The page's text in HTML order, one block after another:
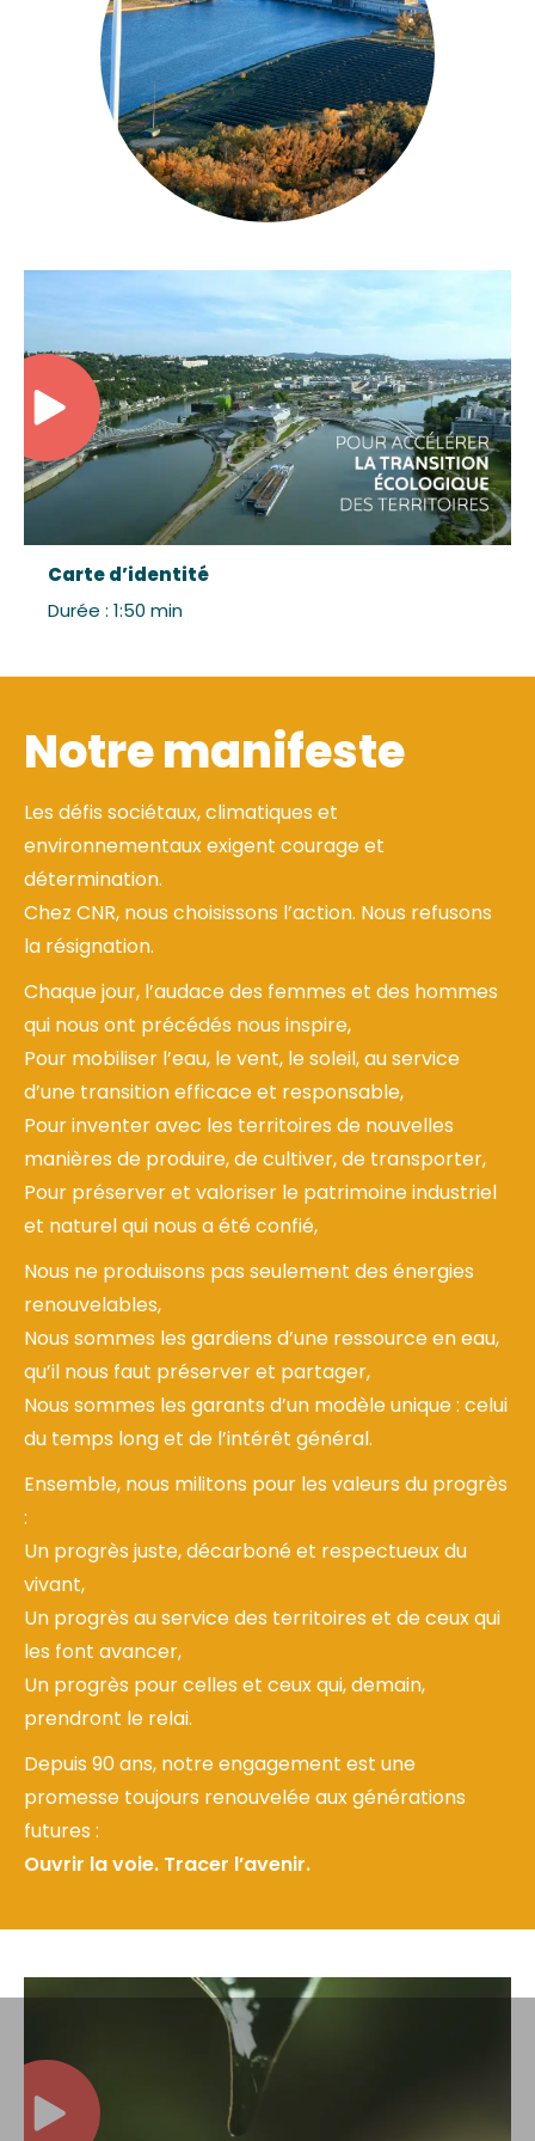
Carte d’identité
Durée : 1:50 min
Notre manifeste
Les défis sociétaux, climatiques et
environnementaux exigent courage et
détermination.
Chez CNR, nous choisissons l’action. Nous refusons
la résignation.
Chaque jour, l’audace des femmes et des hommes
qui nous ont précédés nous inspire,
Pour mobiliser l’eau, le vent, le soleil, au service
d’une transition efficace et responsable,
Pour inventer avec les territoires de nouvelles
manières de produire, de cultiver, de transporter,
Pour préserver et valoriser le patrimoine industriel
et naturel qui nous a été confié,
Nous ne produisons pas seulement des énergies
renouvelables,
Nous sommes les gardiens d’une ressource en eau,
qu’il nous faut préserver et partager,
Nous sommes les garants d’un modèle unique : celui
du temps long et de l’intérêt général.
Ensemble, nous militons pour les valeurs du progrès
:
Un progrès juste, décarboné et respectueux du
vivant,
Un progrès au service des territoires et de ceux qui
les font avancer,
Un progrès pour celles et ceux qui, demain,
prendront le relai.
Depuis 90 ans, notre engagement est une
promesse toujours renouvelée aux générations
futures :
Ouvrir la voie. Tracer l’avenir.